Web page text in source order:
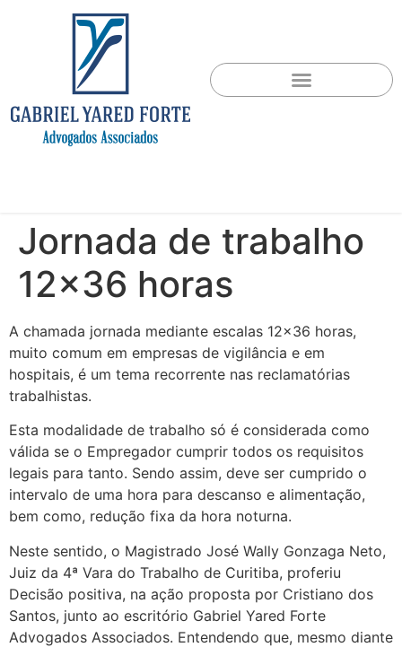
Jornada de trabalho
12×36 horas
A chamada jornada mediante escalas 12×36 horas,
muito comum em empresas de vigilância e em
hospitais, é um tema recorrente nas reclamatórias
trabalhistas.
Esta modalidade de trabalho só é considerada como
válida se o Empregador cumprir todos os requisitos
legais para tanto. Sendo assim, deve ser cumprido o
intervalo de uma hora para descanso e alimentação,
bem como, redução fixa da hora noturna.
Neste sentido, o Magistrado José Wally Gonzaga Neto,
Juiz da 4ª Vara do Trabalho de Curitiba, proferiu
Decisão positiva, na ação proposta por Cristiano dos
Santos, junto ao escritório Gabriel Yared Forte
Advogados Associados. Entendendo que, mesmo diante